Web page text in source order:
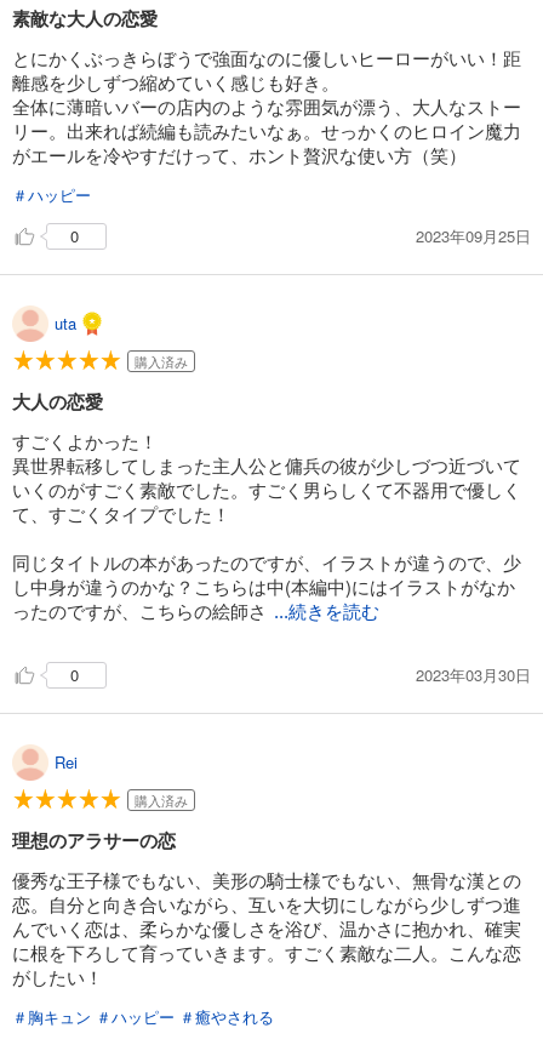
素敵な大人の恋愛
とにかくぶっきらぼうで強面なのに優しいヒーローがいい！距
離感を少しずつ縮めていく感じも好き。
全体に薄暗いバーの店内のような雰囲気が漂う、大人なストー
リー。出来れば続編も読みたいなぁ。せっかくのヒロイン魔力
がエールを冷やすだけって、ホント贅沢な使い方（笑）
＃ハッピー
0
2023年09月25日
uta
購入済み
大人の恋愛
すごくよかった！
異世界転移してしまった主人公と傭兵の彼が少しづつ近づいて
いくのがすごく素敵でした。すごく男らしくて不器用で優しく
て、すごくタイプでした！
同じタイトルの本があったのですが、イラストが違うので、少
し中身が違うのかな？こちらは中(本編中)にはイラストがなか
ったのですが、こちらの絵師さ
...続きを読む
0 2023年03月30日
Rei
購入済み
理想のアラサーの恋
優秀な王子様でもない、美形の騎士様でもない、無骨な漢との
恋。自分と向き合いながら、互いを大切にしながら少しずつ進
んでいく恋は、柔らかな優しさを浴び、温かさに抱かれ、確実
に根を下ろして育っていきます。すごく素敵な二人。こんな恋
がしたい！
＃胸キュン ＃ハッピー ＃癒やされる